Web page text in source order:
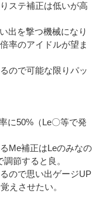
ステ補正は低いが高
出を撃つ機械になり
率のアイドルが望ま
ので可能な限りパッ
に50%（Le〇等で発
Me補正はLeのみなの
節すると良。
ので思い出ゲージUP
えさせたい。